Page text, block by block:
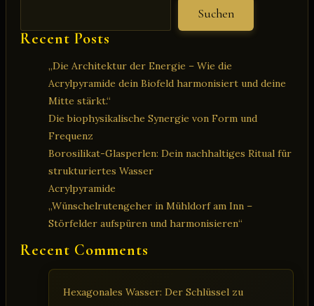
erzeugen:
Suchen
Recent Posts
„Die Architektur der Energie – Wie die
Acrylpyramide dein Biofeld harmonisiert und deine
Mitte stärkt.“
Die biophysikalische Synergie von Form und
Frequenz
Borosilikat-Glasperlen: Dein nachhaltiges Ritual für
strukturiertes Wasser
Acrylpyramide
„Wünschelrutengeher in Mühldorf am Inn –
Störfelder aufspüren und harmonisieren“
Recent Comments
Hexagonales Wasser: Der Schlüssel zu